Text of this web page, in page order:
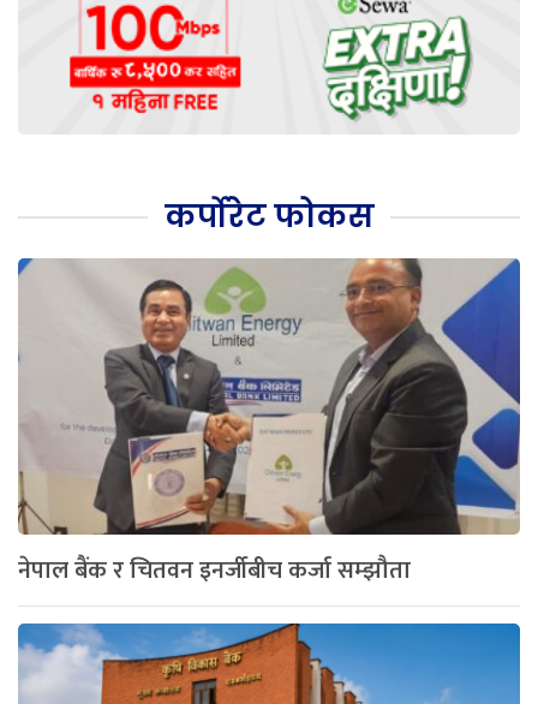
कर्पोरेट फोकस
नेपाल बैंक र चितवन इनर्जीबीच कर्जा सम्झौता